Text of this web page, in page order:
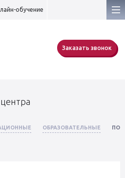
обучение
Заказать звонок
ОБРАЗОВАТЕЛЬНЫЕ